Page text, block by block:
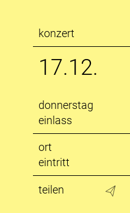
konzert
17.12.
donnerstag
einlass
ort
eintritt
teilen